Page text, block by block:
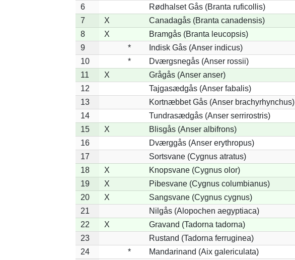
6
Rødhalset Gås (Branta ruficollis)
7
X Canadagås (Branta canadensis)
8
X Bramgås (Branta leucopsis)
9
*
Indisk Gås (Anser indicus)
10
*
Dværgsnegås (Anser rossii)
11
X Grågås (Anser anser)
12
Tajgasædgås (Anser fabalis)
13
Kortnæbbet Gås (Anser brachyrhynchus)
14
Tundrasædgås (Anser serrirostris)
15
X Blisgås (Anser albifrons)
16
Dværggås (Anser erythropus)
17
Sortsvane (Cygnus atratus)
18
X Knopsvane (Cygnus olor)
19
X Pibesvane (Cygnus columbianus)
20
X Sangsvane (Cygnus cygnus)
21
Nilgås (Alopochen aegyptiaca)
22
X Gravand (Tadorna tadorna)
23
Rustand (Tadorna ferruginea)
24
*
Mandarinand (Aix galericulata)